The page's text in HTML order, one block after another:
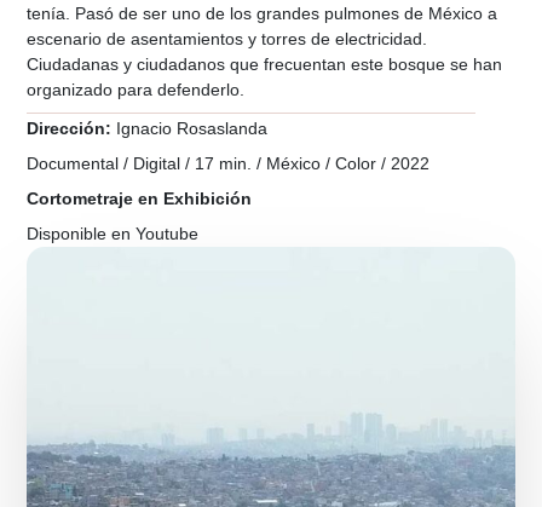
tenía. Pasó de ser uno de los grandes pulmones de México a
escenario de asentamientos y torres de electricidad.
Ciudadanas y ciudadanos que frecuentan este bosque se han
organizado para defenderlo.
Dirección: Ignacio Rosaslanda
Documental / Digital / 17 min. / México / Color / 2022
Cortometraje en Exhibición
Disponible en Youtube